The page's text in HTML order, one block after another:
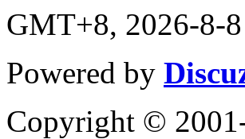
GMT+8, 2026-8-
Powered by
Copyright ©